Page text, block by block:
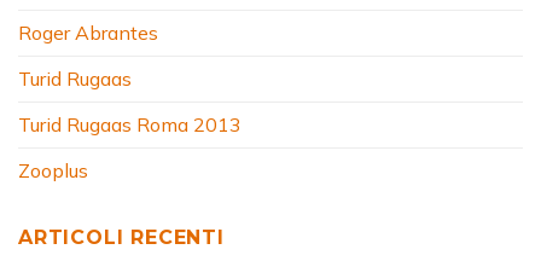
Roger Abrantes
Turid Rugaas
Turid Rugaas Roma 2013
Zooplus
ARTICOLI RECENTI